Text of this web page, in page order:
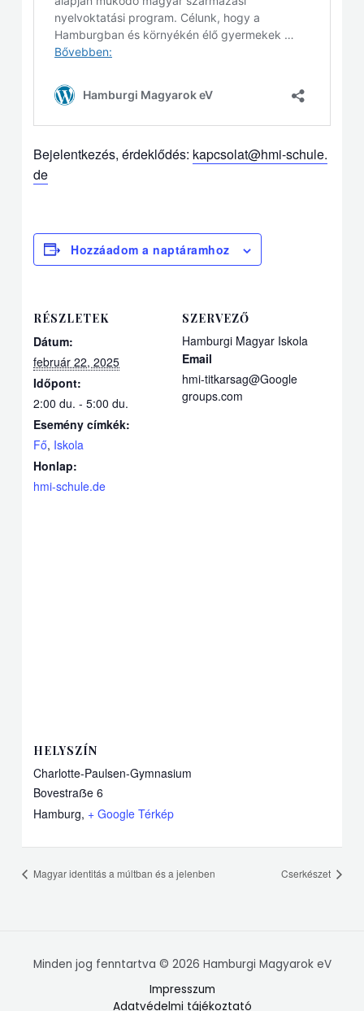
Bejelentkezés, érdeklődés: kapcsolat@hmi-schule.
de
Hozzáadom a naptáramhoz
RÉSZLETEK
Dátum:
február 22, 2025
Időpont:
2:00 du. - 5:00 du.
Esemény címkék:
Fő, Iskola
Honlap:
hmi-schule.de
SZERVEZŐ
Hamburgi Magyar Iskola
Email
hmi-titkarsag@Google
groups.com
HELYSZÍN
Charlotte-Paulsen-Gymnasium
Bovestraẞe 6
Hamburg, + Google Térkép
Magyar identitás a múltban és a jelenben Cserkészet
Minden jog fenntartva © 2026 Hamburgi Magyarok eV
Impresszum
Adatvédelmi tájékoztató